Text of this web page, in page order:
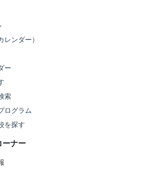
レンダー）
ー
索
ログラム
を探す
ーナー